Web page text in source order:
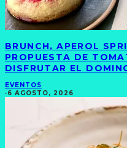
BRUNCH, APEROL
PROPUESTA DE
DISFRUTAR EL
EVENTOS
·6 AGOSTO, 2026